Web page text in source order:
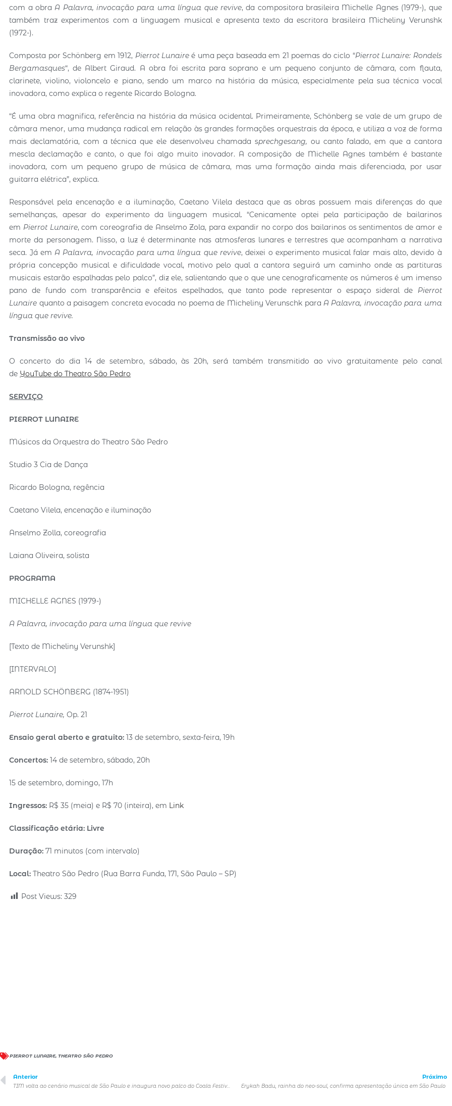
com a obra A Palavra, invocação para uma língua que revive, da compositora brasileira Michelle Agnes (1979-), que
também traz experimentos com a linguagem musical e apresenta texto da escritora brasileira Micheliny Verunshk
(1972-).
Composta por Schönberg em 1912, Pierrot Lunaire é uma peça baseada em 21 poemas do ciclo “Pierrot Lunaire: Rondels
Bergamasques“, de Albert Giraud. A obra foi escrita para soprano e um pequeno conjunto de câmara, com flauta,
clarinete, violino, violoncelo e piano, sendo um marco na história da música, especialmente pela sua técnica vocal
inovadora, como explica o regente Ricardo Bologna.
“É uma obra magnifica, referência na história da música ocidental. Primeiramente, Schönberg se vale de um grupo de
câmara menor, uma mudança radical em relação às grandes formações orquestrais da época, e utiliza a voz de forma
mais declamatória, com a técnica que ele desenvolveu chamada sprechgesang, ou canto falado, em que a cantora
mescla declamação e canto, o que foi algo muito inovador. A composição de Michelle Agnes também é bastante
inovadora, com um pequeno grupo de música de câmara, mas uma formação ainda mais diferenciada, por usar
guitarra elétrica”, explica.
Responsável pela encenação e a iluminação, Caetano Vilela destaca que as obras possuem mais diferenças do que
semelhanças, apesar do experimento da linguagem musical. “Cenicamente optei pela participação de bailarinos
em Pierrot Lunaire, com coreografia de Anselmo Zola, para expandir no corpo dos bailarinos os sentimentos de amor e
morte da personagem. Nisso, a luz é determinante nas atmosferas lunares e terrestres que acompanham a narrativa
seca. Já em A Palavra, invocação para uma língua que revive, deixei o experimento musical falar mais alto, devido à
própria concepção musical e dificuldade vocal, motivo pelo qual a cantora seguirá um caminho onde as partituras
musicais estarão espalhadas pelo palco”, diz ele, salientando que o que une cenograficamente os números é um imenso
pano de fundo com transparência e efeitos espelhados, que tanto pode representar o espaço sideral de Pierrot
Lunaire quanto a paisagem concreta evocada no poema de Micheliny Verunschk para A Palavra, invocação para uma
língua que revive.
Transmissão ao vivo
O concerto do dia 14 de setembro, sábado, às 20h, será também transmitido ao vivo gratuitamente pelo canal
de YouTube do Theatro São Pedro
SERVIÇO
PIERROT LUNAIRE
Músicos da Orquestra do Theatro São Pedro
Studio 3 Cia de Dança
Ricardo Bologna, regência
Caetano Vilela, encenação e iluminação
Anselmo Zolla, coreografia
Laiana Oliveira, solista
PROGRAMA
MICHELLE AGNES (1979-)
A Palavra, invocação para uma língua que revive
[Texto de Micheliny Verunshk]
[INTERVALO]
ARNOLD SCHÖNBERG (1874-1951)
Pierrot Lunaire,Op. 21
Ensaio geral aberto e gratuito:13 de setembro, sexta-feira, 19h
Concertos: 14 de setembro, sábado, 20h
15 de setembro, domingo, 17h
Ingressos: R$ 35 (meia) e R$ 70 (inteira), em Link
Classificação etária: Livre
Duração: 71 minutos (com intervalo)
Local:Theatro São Pedro (Rua Barra Funda, 171, São Paulo – SP)
Post Views: 329
PIERROT LUNAIRE, THEATRO SÃO PEDRO
Anterior
TIM volta ao cenário musical de São Paulo e inaugura novo palco do Coala Festival
Próximo
Erykah Badu, rainha do neo-soul, confirma apresentação única em São Paulo